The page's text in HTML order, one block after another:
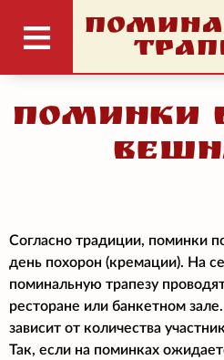
Поминки
Согласно традиции, поминки
день похорон (кремации). На
поминальную трапезу
ресторане или банкетном
зависит от количества
Так, если на поминках